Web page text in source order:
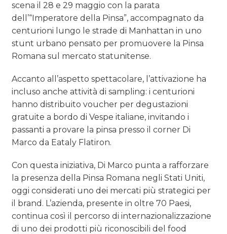
scena il 28 e 29 maggio con la parata
dell’“Imperatore della Pinsa”, accompagnato da
centurioni lungo le strade di Manhattan in uno
stunt urbano pensato per promuovere la Pinsa
Romana sul mercato statunitense.
Accanto all’aspetto spettacolare, l’attivazione ha
incluso anche attività di sampling: i centurioni
hanno distribuito voucher per degustazioni
gratuite a bordo di Vespe italiane, invitando i
passanti a provare la pinsa presso il corner Di
Marco da Eataly Flatiron.
Con questa iniziativa, Di Marco punta a rafforzare
la presenza della Pinsa Romana negli Stati Uniti,
oggi considerati uno dei mercati più strategici per
il brand. L’azienda, presente in oltre 70 Paesi,
continua così il percorso di internazionalizzazione
di uno dei prodotti più riconoscibili del food